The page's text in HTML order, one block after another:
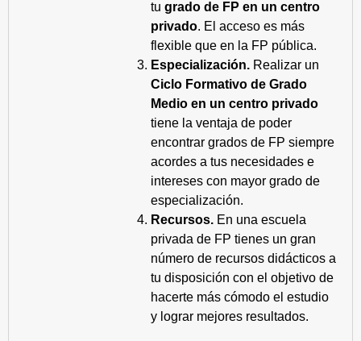
tu grado de FP en un centro
privado. El acceso es más
flexible que en la FP pública.
Especialización. Realizar un
Ciclo Formativo de Grado
Medio en un centro privado
tiene la ventaja de poder
encontrar grados de FP siempre
acordes a tus necesidades e
intereses con mayor grado de
especialización.
Recursos. En una escuela
privada de FP tienes un gran
número de recursos didácticos a
tu disposición con el objetivo de
hacerte más cómodo el estudio
y lograr mejores resultados.